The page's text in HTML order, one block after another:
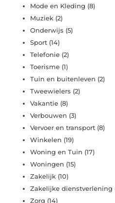
Mode en Kleding (8)
Muziek (2)
Onderwijs (5)
Sport (14)
Telefonie (2)
Toerisme (1)
Tuin en buitenleven (2)
Tweewielers (2)
Vakantie (8)
Verbouwen (3)
Vervoer en transport (8)
Winkelen (19)
Woning en Tuin (17)
Woningen (15)
Zakelijk (10)
Zakelijke dienstverlening
Zorg (14)